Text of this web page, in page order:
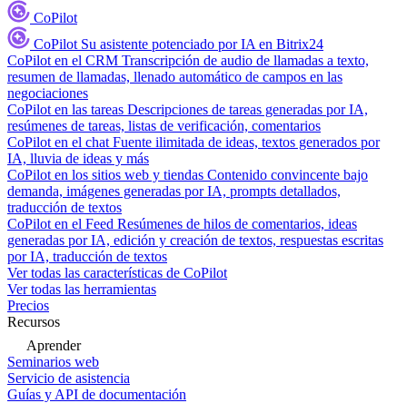
CoPilot
CoPilot Su asistente potenciado por IA en Bitrix24
CoPilot en el CRM Transcripción de audio de llamadas a texto,
resumen de llamadas, llenado automático de campos en las
negociaciones
CoPilot en las tareas Descripciones de tareas generadas por IA,
resúmenes de tareas, listas de verificación, comentarios
CoPilot en el chat Fuente ilimitada de ideas, textos generados por
IA, lluvia de ideas y más
CoPilot en los sitios web y tiendas Contenido convincente bajo
demanda, imágenes generadas por IA, prompts detallados,
traducción de textos
CoPilot en el Feed Resúmenes de hilos de comentarios, ideas
generadas por IA, edición y creación de textos, respuestas escritas
por IA, traducción de textos
Ver todas las características de CoPilot
Ver todas las herramientas
Precios
Recursos
Aprender
Seminarios web
Servicio de asistencia
Guías y API de documentación